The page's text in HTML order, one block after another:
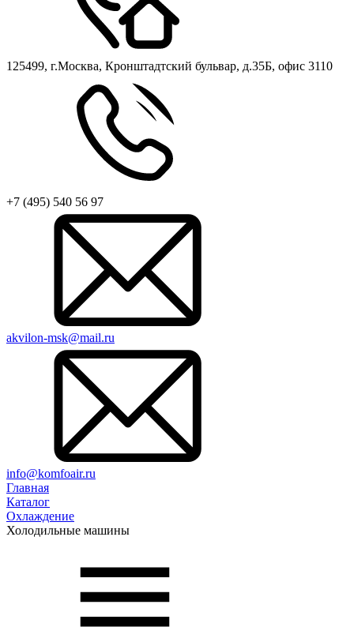
125499, г.Москва, Кронштадтский бульвар, д.35Б, офис 3110
+7 (495) 540 56 97
akvilon-msk@mail.ru
info@komfoair.ru
Главная
Каталог
Охлаждение
Холодильные машины